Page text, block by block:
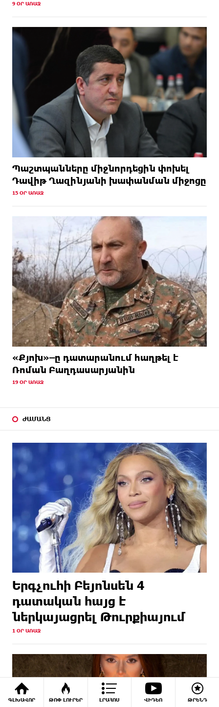
ԳԼԽԱՎՈՐ ԹՈՓ ԼՈՒՐԵՐ ԼՐԱՀՈՍ ՎԻԴԵՈ ԹՐԵՆԴ
9 ՕՐ ԱՌԱՋ
Պաշտպանները միջնորդեցին փոխել
Դավիթ Ղազինյանի խափանման միջոցը
15 ՕՐ ԱՌԱՋ
«Քյոխ»–ը դատարանում հաղթել է
Ռոման Բաղդասարյանին
19 ՕՐ ԱՌԱՋ
ԺԱՄԱՆՑ
Երգչուհի Բեյոնսեն ​​4
դատական հայց է
ներկայացրել Թուրքիայում
1 ՕՐ ԱՌԱՋ